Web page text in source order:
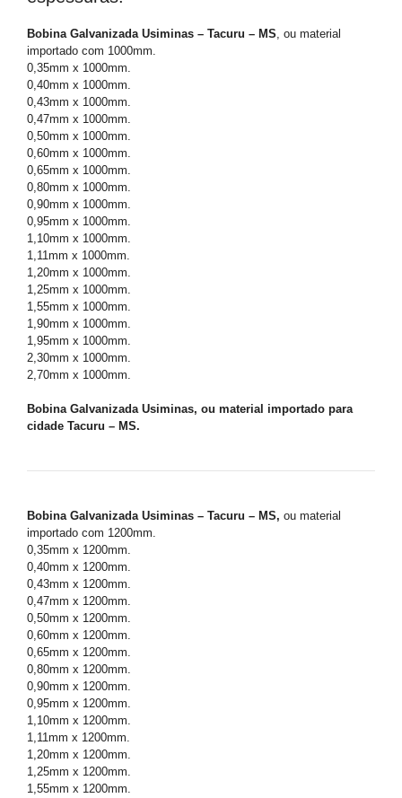
Bobina Galvanizada Usiminas – Tacuru – MS , ou material
importado com 1000mm.
0,35mm x 1000mm.
0,40mm x 1000mm.
0,43mm x 1000mm.
0,47mm x 1000mm.
0,50mm x 1000mm.
0,60mm x 1000mm.
0,65mm x 1000mm.
0,80mm x 1000mm.
0,90mm x 1000mm.
0,95mm x 1000mm.
1,10mm x 1000mm.
1,11mm x 1000mm.
1,20mm x 1000mm.
1,25mm x 1000mm.
1,55mm x 1000mm.
1,90mm x 1000mm.
1,95mm x 1000mm.
2,30mm x 1000mm.
2,70mm x 1000mm.
Bobina Galvanizada Usiminas, ou material importado para
cidade Tacuru – MS.
Bobina Galvanizada Usiminas – Tacuru – MS, ou material
importado com 1200mm.
0,35mm x 1200mm.
0,40mm x 1200mm.
0,43mm x 1200mm.
0,47mm x 1200mm.
0,50mm x 1200mm.
0,60mm x 1200mm.
0,65mm x 1200mm.
0,80mm x 1200mm.
0,90mm x 1200mm.
0,95mm x 1200mm.
1,10mm x 1200mm.
1,11mm x 1200mm.
1,20mm x 1200mm.
1,25mm x 1200mm.
1,55mm x 1200mm.